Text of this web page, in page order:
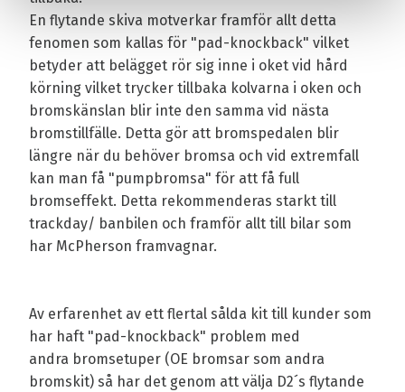
En flytande skiva motverkar framför allt detta
fenomen som kallas för "pad-knockback" vilket
betyder att belägget rör sig inne i oket vid hård
körning vilket trycker tillbaka kolvarna i oken och
bromskänslan blir inte den samma vid nästa
bromstillfälle. Detta gör att bromspedalen blir
längre när du behöver bromsa och vid extremfall
kan man få "pumpbromsa" för att få full
bromseffekt. Detta rekommenderas starkt till
trackday/ banbilen och framför allt till bilar som
har McPherson framvagnar.
Av erfarenhet av ett flertal sålda kit till kunder som
har haft "pad-knockback" problem med
andra bromsetuper (OE bromsar som andra
bromskit) så har det genom att välja D2´s flytande